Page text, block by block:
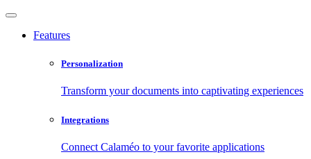
Features
Personalization
Transform your documents into captivating experiences
Integrations
Connect Calaméo to your favorite applications